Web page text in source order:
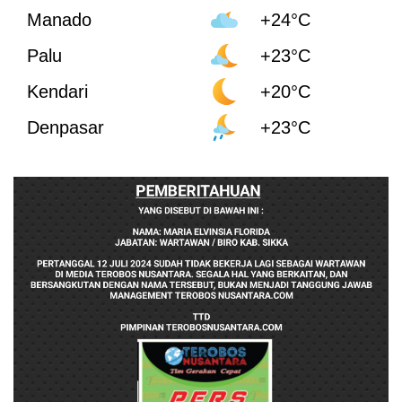
Manado
+24°C
Palu
+23°C
Kendari
+20°C
Denpasar
+23°C